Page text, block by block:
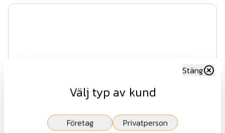
Välj typ av kund
Stäng
Företag Privatperson